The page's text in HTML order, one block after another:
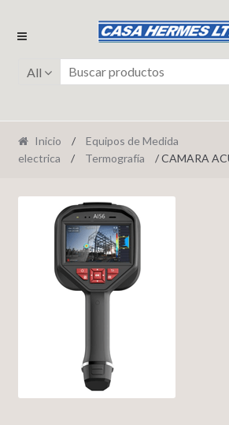
Ir
navegación
Ir
contenido
All
Inicio /
Equipos de Medida
electrica
/ Termografía / CAMARA